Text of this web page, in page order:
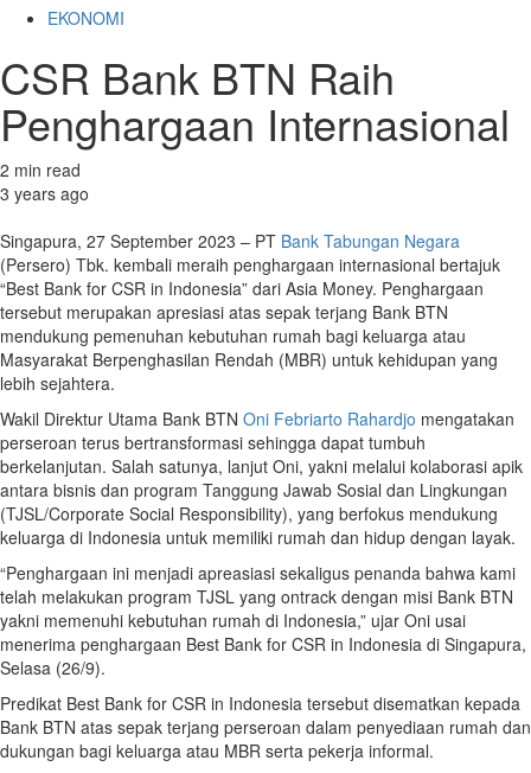
EKONOMI
CSR Bank BTN Raih
Penghargaan Internasional
2 min read
3 years ago
Singapura, 27 September 2023 – PT Bank Tabungan Negara
(Persero) Tbk. kembali meraih penghargaan internasional bertajuk
“Best Bank for CSR in Indonesia” dari Asia Money. Penghargaan
tersebut merupakan apresiasi atas sepak terjang Bank BTN
mendukung pemenuhan kebutuhan rumah bagi keluarga atau
Masyarakat Berpenghasilan Rendah (MBR) untuk kehidupan yang
lebih sejahtera.
Wakil Direktur Utama Bank BTN Oni Febriarto Rahardjo mengatakan
perseroan terus bertransformasi sehingga dapat tumbuh
berkelanjutan. Salah satunya, lanjut Oni, yakni melalui kolaborasi apik
antara bisnis dan program Tanggung Jawab Sosial dan Lingkungan
(TJSL/Corporate Social Responsibility), yang berfokus mendukung
keluarga di Indonesia untuk memiliki rumah dan hidup dengan layak.
“Penghargaan ini menjadi apreasiasi sekaligus penanda bahwa kami
telah melakukan program TJSL yang ontrack dengan misi Bank BTN
yakni memenuhi kebutuhan rumah di Indonesia,” ujar Oni usai
menerima penghargaan Best Bank for CSR in Indonesia di Singapura,
Selasa (26/9).
Predikat Best Bank for CSR in Indonesia tersebut disematkan kepada
Bank BTN atas sepak terjang perseroan dalam penyediaan rumah dan
dukungan bagi keluarga atau MBR serta pekerja informal.